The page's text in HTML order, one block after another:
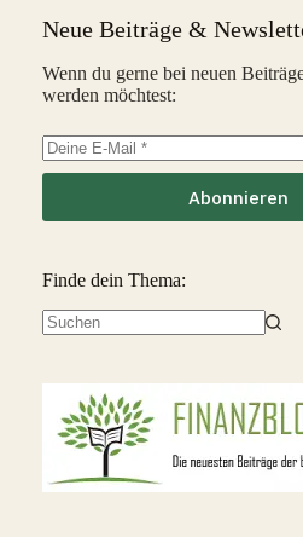
InSoil
37 Linked Finance
Neue Beiträge &
Wenn du gerne bei neuen
werden möchtest:
Abonnieren
Finde dein Thema: